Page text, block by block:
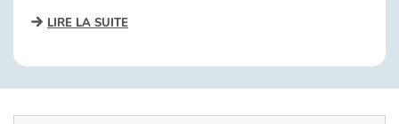
Contes d'ici et d'ailleurs
LIRE LA SUITE